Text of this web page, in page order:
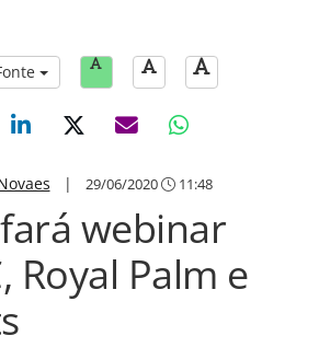
| 29/06/2020 11:48
webinar
Royal Palm e